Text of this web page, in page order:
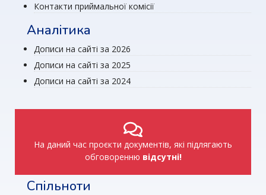
Контакти приймальної комісії
Аналітика
Дописи на сайті за 2026
Дописи на сайті за 2025
Дописи на сайті за 2024
На даний час проєкти документів, які підлягають
обговоренню відсутні!
Спільноти